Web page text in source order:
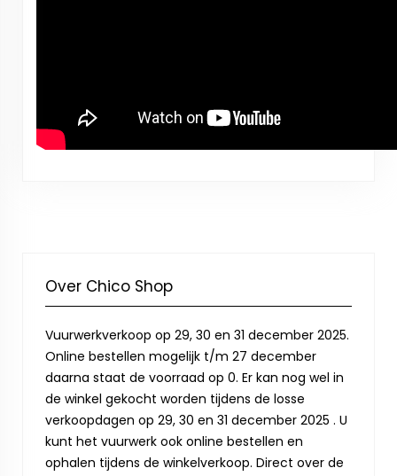
Over Chico Shop
Vuurwerkverkoop op 29, 30 en 31 december 2025.
Online bestellen mogelijk t/m 27 december
daarna staat de voorraad op 0. Er kan nog wel in
de winkel gekocht worden tijdens de losse
verkoopdagen op 29, 30 en 31 december 2025 . U
kunt het vuurwerk ook online bestellen en
ophalen tijdens de winkelverkoop. Direct over de